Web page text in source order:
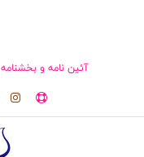
آئین نامه و بخشنامه